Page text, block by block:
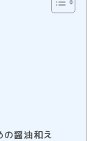
の醤油和え